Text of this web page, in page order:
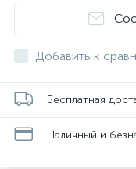
Добавить к
Бесплатная
Наличный и